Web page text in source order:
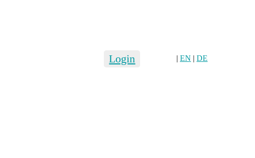
| EN | DE
Login